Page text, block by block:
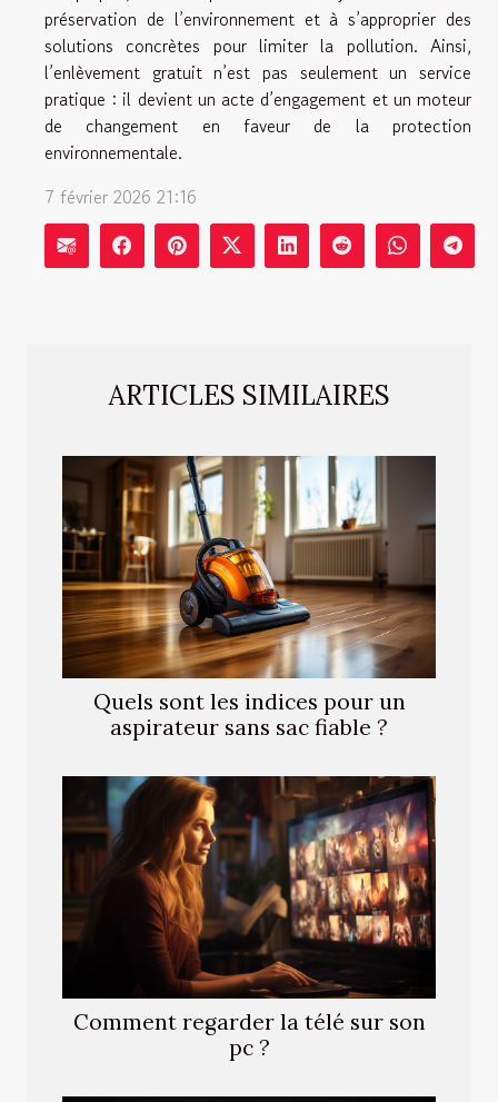
ARTICLES SIMILAIRES
Quels sont les indices pour un
aspirateur sans sac fiable ?
Comment regarder la télé sur son
pc ?
préservation de l’environnement et à s’approprier des
solutions concrètes pour limiter la pollution. Ainsi,
l’enlèvement gratuit n’est pas seulement un service
pratique : il devient un acte d’engagement et un moteur
de changement en faveur de la protection
environnementale.
7 février 2026 21:16